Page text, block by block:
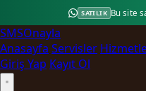
SATILIK Bu site
SMSOnayla
Anasayfa Servisler
Giriş Yap Kayıt Ol